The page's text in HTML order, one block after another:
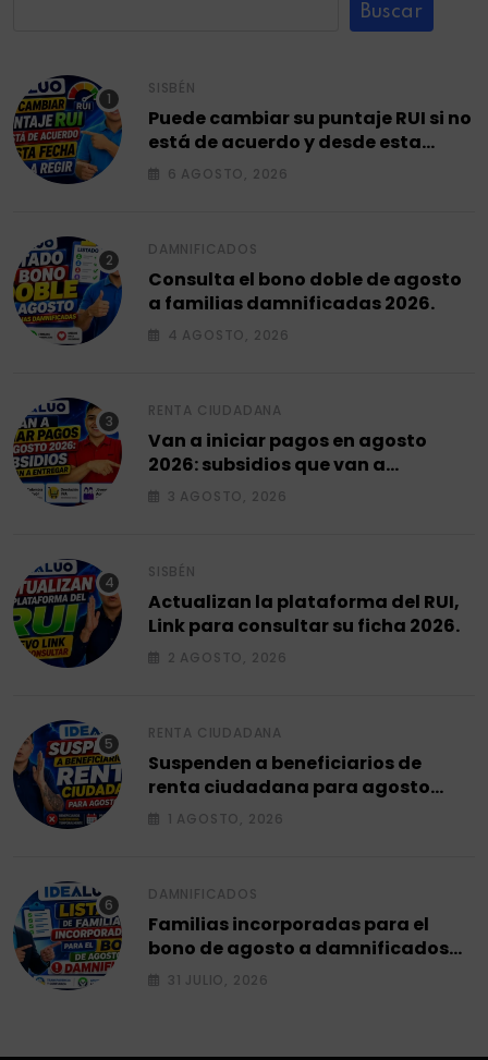
Buscar
SISBÉN
Puede cambiar su puntaje RUI si no
está de acuerdo y desde esta
fecha empieza a regir en el 2026.
6 AGOSTO, 2026
DAMNIFICADOS
Consulta el bono doble de agosto
a familias damnificadas 2026.
4 AGOSTO, 2026
RENTA CIUDADANA
Van a iniciar pagos en agosto
2026: subsidios que van a
entregar.
3 AGOSTO, 2026
SISBÉN
Actualizan la plataforma del RUI,
Link para consultar su ficha 2026.
2 AGOSTO, 2026
RENTA CIUDADANA
Suspenden a beneficiarios de
renta ciudadana para agosto
2026.
1 AGOSTO, 2026
DAMNIFICADOS
Familias incorporadas para el
bono de agosto a damnificados
2026.
31 JULIO, 2026